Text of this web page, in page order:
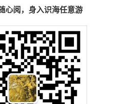
心阅，身入识海任意游